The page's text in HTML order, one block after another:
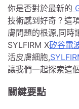
你是否對於最新的
技術感到好奇？這
膚問題的根源,同時
SYLFIRM X矽谷電
活皮膚細胞,
讓我們一起探索這
關鍵要點